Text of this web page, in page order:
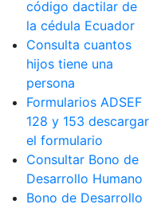
código dactilar de
la cédula Ecuador
Consulta cuantos
hijos tiene una
persona
Formularios ADSEF
128 y 153 descargar
el formulario
Consultar Bono de
Desarrollo Humano
Bono de Desarrollo